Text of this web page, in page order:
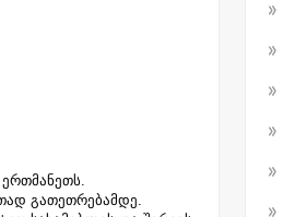
გათეთრებამდე.